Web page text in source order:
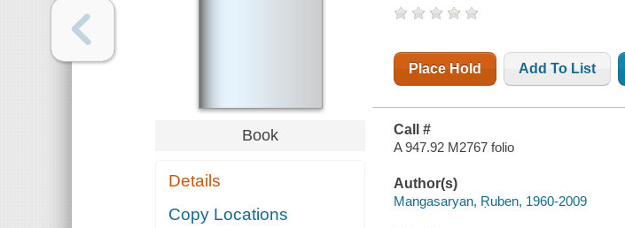
Book
Details
Copy Locations
Place Hold Add To List
Call #
A 947.92 M2767 folio
Author(s)
Mangasaryan, Ṛuben, 1960-2009